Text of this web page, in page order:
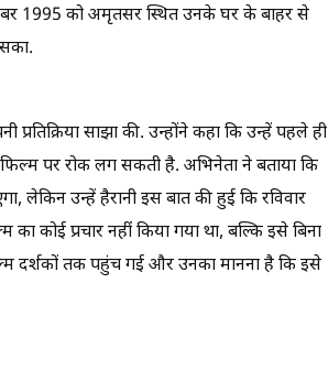
1995 को अमृतसर स्थित उनके घर के बाहर से
साझा की. उन्होंने कहा कि उन्हें पहले ही
पर रोक लग सकती है. अभिनेता ने बताया कि
लेकिन उन्हें हैरानी इस बात की हुई कि रविवार
कोई प्रचार नहीं किया गया था, बल्कि इसे बिना
दर्शकों तक पहुंच गई और उनका मानना है कि इसे